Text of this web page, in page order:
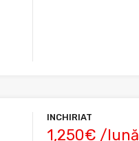
INCHIRIAT
1,250€ /lună